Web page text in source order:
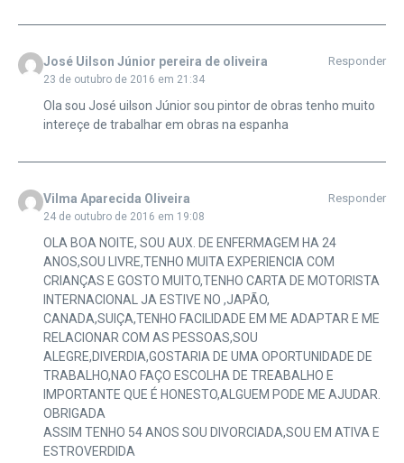
José Uilson Júnior pereira de oliveira
23 de outubro de 2016 em 21:34
Responder
Ola sou José uilson Júnior sou pintor de obras tenho muito
intereçe de trabalhar em obras na espanha
Vilma Aparecida Oliveira
24 de outubro de 2016 em 19:08
Responder
OLA BOA NOITE, SOU AUX. DE ENFERMAGEM HA 24
ANOS,SOU LIVRE,TENHO MUITA EXPERIENCIA COM
CRIANÇAS E GOSTO MUITO,TENHO CARTA DE MOTORISTA
INTERNACIONAL JA ESTIVE NO ,JAPÃO,
CANADA,SUIÇA,TENHO FACILIDADE EM ME ADAPTAR E ME
RELACIONAR COM AS PESSOAS,SOU
ALEGRE,DIVERDIA,GOSTARIA DE UMA OPORTUNIDADE DE
TRABALHO,NAO FAÇO ESCOLHA DE TREABALHO E
IMPORTANTE QUE É HONESTO,ALGUEM PODE ME AJUDAR.
OBRIGADA
ASSIM TENHO 54 ANOS SOU DIVORCIADA,SOU EM ATIVA E
ESTROVERDIDA